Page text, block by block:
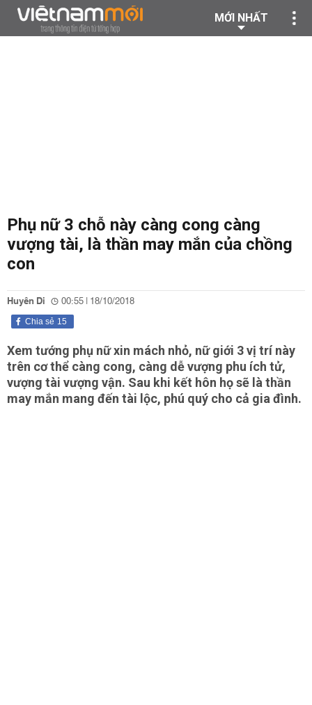
MỚI NHẤT
Phụ nữ 3 chỗ này càng cong càng
vượng tài, là thần may mắn của chồng
con
Huyên Di 00:55 | 18/10/2018
15
Chia sẻ
Xem tướng phụ nữ xin mách nhỏ, nữ giới 3 vị trí này
trên cơ thể càng cong, càng dễ vượng phu ích tử,
vượng tài vượng vận. Sau khi kết hôn họ sẽ là thần
may mắn mang đến tài lộc, phú quý cho cả gia đình.